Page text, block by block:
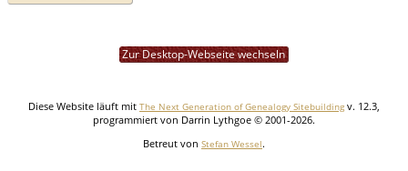
Zur Desktop-Webseite wechseln
Diese Website läuft mit The Next Generation of Genealogy Sitebuilding v. 12.3,
programmiert von Darrin Lythgoe © 2001-2026.
Betreut von Stefan Wessel.